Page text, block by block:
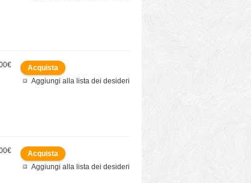
Aggiungi alla lista dei desideri
Aggiungi alla lista dei desideri